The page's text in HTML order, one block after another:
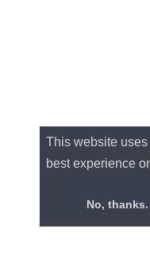
This website
best experience
No, thanks.